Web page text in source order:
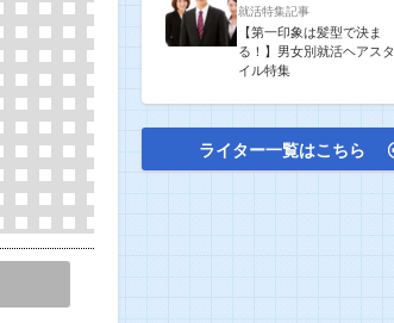
就活特集記事
【第一印象は髪型で決ま
る！】男女別就活ヘアスタ
イル特集
ライター一覧はこちら